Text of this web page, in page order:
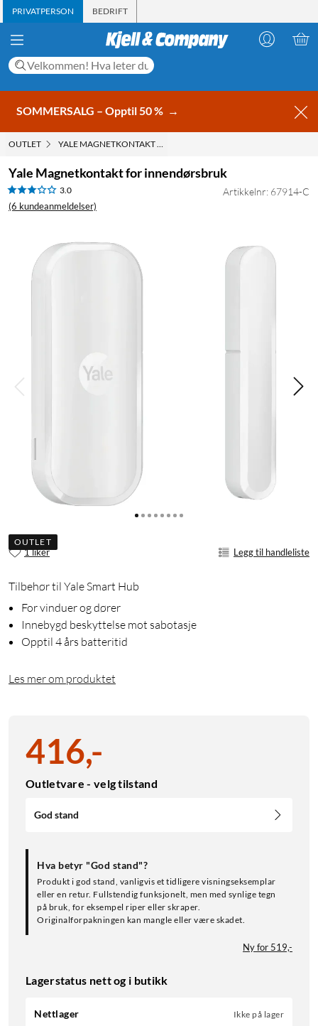
PRIVATPERSON BEDRIFT
SOMMERSALG – Opptil 50 % →
OUTLET YALE MAGNETKONTAKT FOR INNENDØRSBRUK
Yale Magnetkontakt for innendørsbruk
3.0
(6 kundeanmeldelser)
Artikkelnr: 67914-C
OUTLET
1 liker Legg til handleliste
Tilbehør til Yale Smart Hub
For vinduer og dører
Innebygd beskyttelse mot sabotasje
Opptil 4 års batteritid
Les mer om produktet
416,-
Outletvare - velg tilstand
God stand
Hva betyr "God stand"?
Produkt i god stand, vanligvis et tidligere visningseksemplar
eller en retur. Fullstendig funksjonelt, men med synlige tegn
på bruk, for eksempel riper eller skraper.
Originalforpakningen kan mangle eller være skadet.
Ny for 519,-
Lagerstatus nett og i butikk
Nettlager Ikke på lager